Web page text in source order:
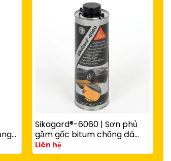
Sikagard®-6060 | Sơn phủ
gầm gốc bitum chống đá
văng, chống gỉ và giảm ồn
cho ô tô
Liên hệ